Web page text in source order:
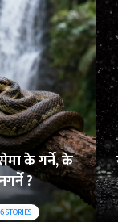
के गर्ने, के
?
6STORIES